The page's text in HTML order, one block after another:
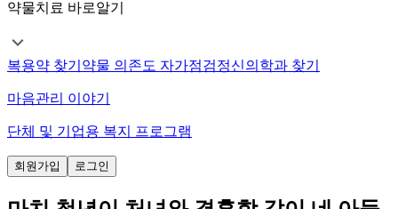
약물치료 바로알기
복용약 찾기 약물 의존도 자가점검정신의학과 찾기
마음관리 이야기
단체 및 기업용 복지 프로그램
회원가입 로그인